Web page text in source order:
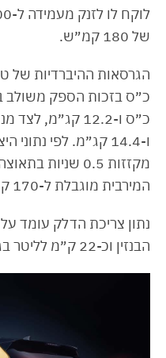
של 180 קמ״ש.
ו-14.4 קג״מ. לפי
המירבית מוגבלת ל-170 קמ״ש.
הבנזין וכ-22 ק״מ לליטר בגרסאות ההיברידיות.